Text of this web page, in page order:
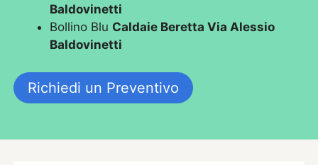
Baldovinetti
Bollino Blu Caldaie Beretta Via Alessio
Baldovinetti
Richiedi un Preventivo